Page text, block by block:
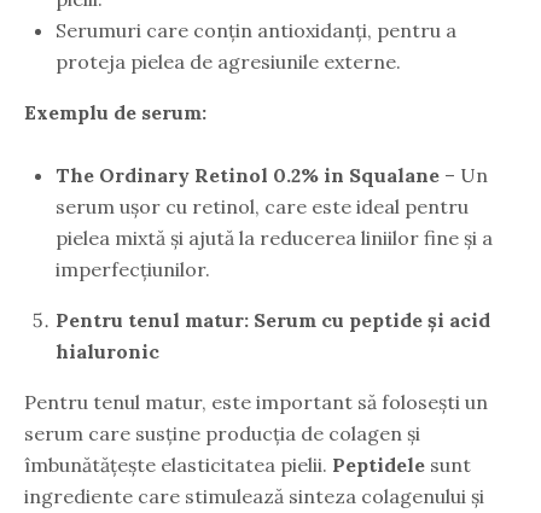
Serumuri care conțin antioxidanți, pentru a
proteja pielea de agresiunile externe.
Exemplu de serum:
The Ordinary Retinol 0.2% in Squalane – Un
serum ușor cu retinol, care este ideal pentru
pielea mixtă și ajută la reducerea liniilor fine și a
imperfecțiunilor.
Pentru tenul matur: Serum cu peptide și acid
hialuronic
Pentru tenul matur, este important să folosești un
serum care susține producția de colagen și
îmbunătățește elasticitatea pielii. Peptidele sunt
ingrediente care stimulează sinteza colagenului și